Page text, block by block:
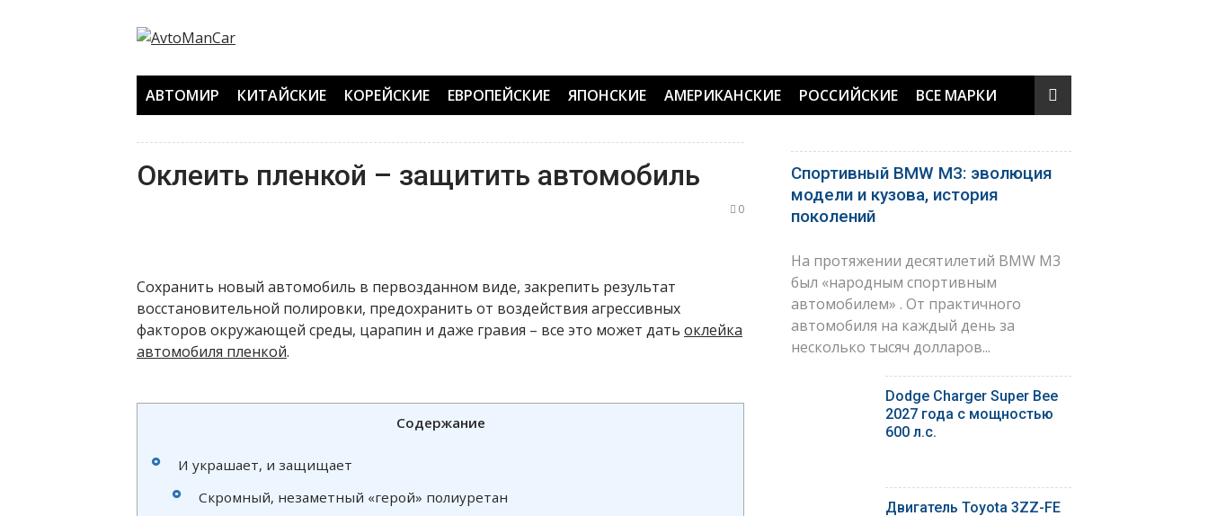
АВТОМИР КИТАЙСКИЕ КОРЕЙСКИЕ ЕВРОПЕЙСКИЕ ЯПОНСКИЕ АМЕРИКАНСКИЕ РОССИЙСКИЕ ВСЕ МАРКИ
Оклеить пленкой – защитить автомобиль
0
Сохранить новый автомобиль в первозданном виде, закрепить результат
восстановительной полировки, предохранить от воздействия агрессивных
факторов окружающей среды, царапин и даже гравия – все это может дать оклейка
автомобиля пленкой.
Содержание
И украшает, и защищает
Скромный, незаметный «герой» полиуретан
Спортивный BMW M3: эволюция
модели и кузова, история
поколений
На протяжении десятилетий BMW M3
был «народным спортивным
автомобилем» . От практичного
автомобиля на каждый день за
несколько тысяч долларов...
Dodge Charger Super Bee
2027 года с мощностью
600 л.с.
Двигатель Toyota 3ZZ-FE